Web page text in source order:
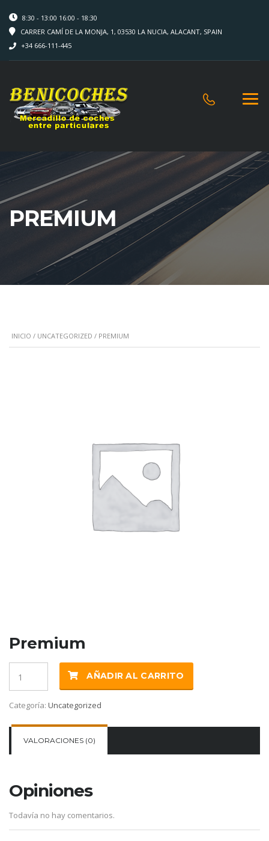
8:30 - 13:00 16:00 - 18:30
CARRER CAMÍ DE LA MONJA, 1, 03530 LA NUCIA, ALACANT, SPAIN
+34 666-111-445
PREMIUM
INICIO / UNCATEGORIZED / PREMIUM
Premium
AÑADIR AL CARRITO
Categoría: Uncategorized
VALORACIONES (0)
Opiniones
Todavía no hay comentarios.